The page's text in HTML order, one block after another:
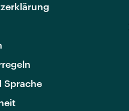
Sprache